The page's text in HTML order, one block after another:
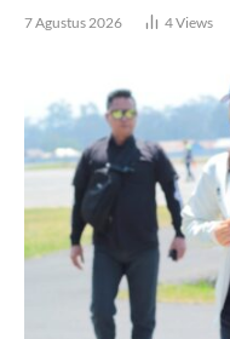
7 Agustus 2026 4Views